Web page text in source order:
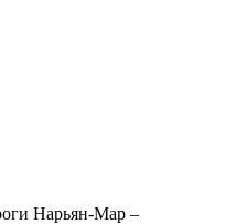
Нарьян-Мар –